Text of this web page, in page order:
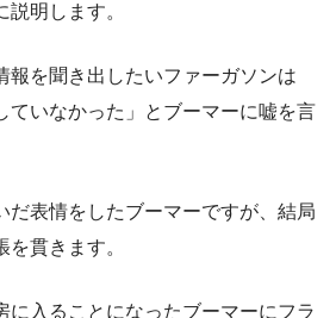
明します。
報を聞き出したいファーガソンは
ていなかった」とブーマーに嘘を言
だ表情をしたブーマーですが、結局
貫きます。
に入ることになったブーマーにフラ